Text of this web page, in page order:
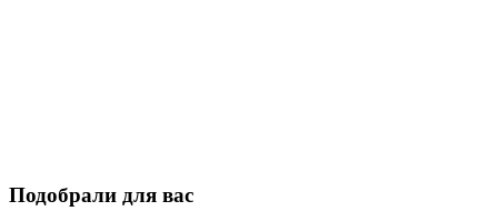
Подобрали для вас